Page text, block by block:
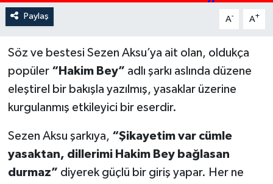
Paylaş A- A+
Söz ve bestesi Sezen Aksu’ya ait olan, oldukça
popüler “Hakim Bey” adlı şarkı aslında düzene
eleştirel bir bakışla yazılmış, yasaklar üzerine
kurgulanmış etkileyici bir eserdir.
Sezen Aksu şarkıya, “Şikayetim var cümle
yasaktan, dillerimi Hakim Bey bağlasan
durmaz” diyerek güçlü bir giriş yapar. Her ne